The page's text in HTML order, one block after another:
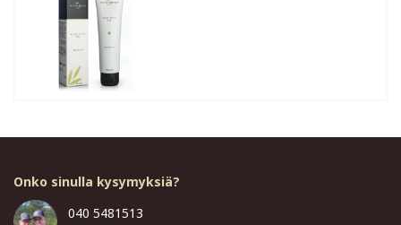
Onko sinulla kysymyksiä?
040 5481513